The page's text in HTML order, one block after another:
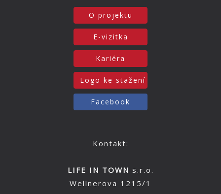
O projektu
E-vizitka
Kariéra
Logo ke stažení
Facebook
Kontakt:
LIFE IN TOWN s.r.o.
Wellnerova 1215/1